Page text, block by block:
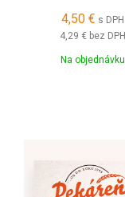
4,50 € s DPH
4,29 € bez DPH
Na objednávku